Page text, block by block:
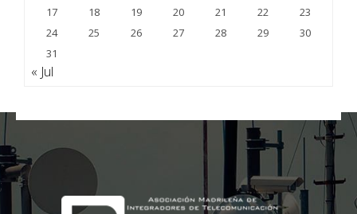
17
18 19 20 21 22
23
24
25 26 27 28 29
30
31
« Jul
;